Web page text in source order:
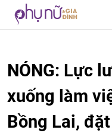
NÓNG: Lực
xuống làm
Bồng Lai,